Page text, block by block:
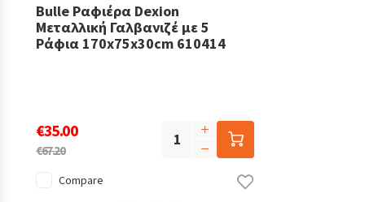
Bulle Ραφιέρα Dexion
Μεταλλική Γαλβανιζέ με 5
Ράφια 170x75x30cm 610414
€35.00
€67.20
Compare